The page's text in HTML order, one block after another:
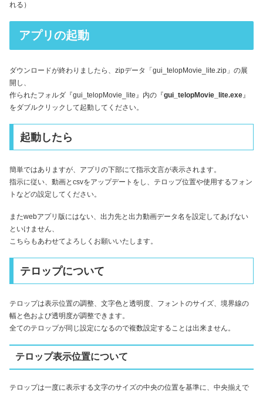
れる）
アプリの起動
ダウンロードが終わりましたら、zipデータ「gui_telopMovie_lite.zip」の展
開し、
作られたフォルダ『gui_telopMovie_lite』内の『gui_telopMovie_lite.exe』
をダブルクリックして起動してください。
起動したら
簡単ではありますが、アプリの下部にて指示文言が表示されます。
指示に従い、動画とcsvをアップデートをし、テロップ位置や使用するフォン
トなどの設定してください。
またwebアプリ版にはない、出力先と出力動画データ名を設定してあげない
といけません、
こちらもあわせてよろしくお願いいたします。
テロップについて
テロップは表示位置の調整、文字色と透明度、フォントのサイズ、境界線の
幅と色および透明度が調整できます。
全てのテロップが同じ設定になるので複数設定することは出来ません。
テロップ表示位置について
テロップは一度に表示する文字のサイズの中央の位置を基準に、中央揃えで